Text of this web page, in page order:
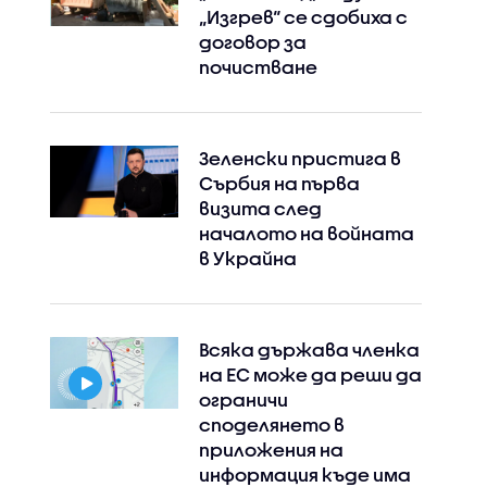
„Изгрев“ се сдобиха с
договор за
почистване
Зеленски пристига в
Сърбия на първа
визита след
началото на войната
в Украйна
Всяка държава членка
на ЕС може да реши да
ограничи
споделянето в
приложения на
информация къде има